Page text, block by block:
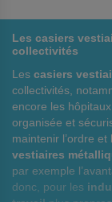
Les casiers
collectivités
Les casiers
collectivités,
encore les
organisée et
maintenir l’ordre
vestiaires
par exemple
donc, pour les